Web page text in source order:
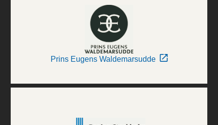
Prins Eugens Waldemarsudde